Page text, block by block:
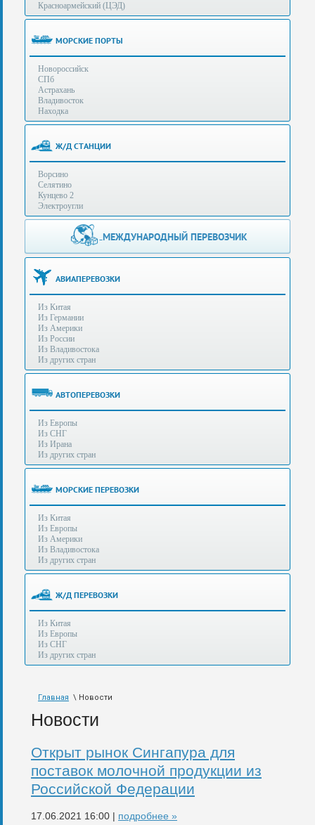
(особенности):
Полезная
информация
Стоимость
услуг
Контакты
Заказать
звонок
Сделать
запрос
Многоканальный
телефон:
(495)
788-
Бесплатные
консультации
(Без
выходных
8:00
до
21:30)
Таможенное
оформление
грузов
аэропортах
Москвы
Шереметьево,
Внуково,
также
авиа,
железной
Дополнительные
+7 (929) 575-
96-62
+7 (925) 104-
15-94
e-mail:info@s-standard.ru
Красноармейский (ЦЭД)
МОРСКИЕ ПОРТЫ
Новороссийск
СПб
Астрахань
Владивосток
Находка
Ж/Д СТАНЦИИ
Ворсино
Селятино
Кунцево 2
Электроугли
МЕЖДУНАРОДНЫЙ ПЕРЕВОЗЧИК
АВИАПЕРЕВОЗКИ
Из Китая
Из Германии
Из Америки
Из России
Из Владивостока
Из других стран
АВТОПЕРЕВОЗКИ
Из Европы
Из СНГ
Из Ирана
Из других стран
МОРСКИЕ ПЕРЕВОЗКИ
Из Китая
Из Европы
Из Америки
Из Владивостока
Из других стран
Ж/Д ПЕРЕВОЗКИ
Из Китая
Из Европы
Из СНГ
Из других стран
Главная \ Новости
Новости
Открыт рынок Сингапура для
поставок молочной продукции из
Российской Федерации
17.06.2021 16:00 | подробнее »